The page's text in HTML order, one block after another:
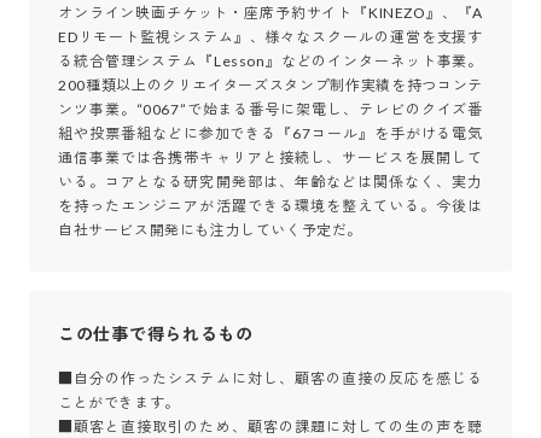
オンライン映画チケット・座席予約サイト『KINEZO』、『A
EDリモート監視システム』、様々なスクールの運営を支援す
る統合管理システム『Lesson』などのインターネット事業。
200種類以上のクリエイターズスタンプ制作実績を持つコンテ
ンツ事業。“0067”で始まる番号に架電し、テレビのクイズ番
組や投票番組などに参加できる『67コール』を手がける電気
通信事業では各携帯キャリアと接続し、サービスを展開して
いる。コアとなる研究開発部は、年齢などは関係なく、実力
を持ったエンジニアが活躍できる環境を整えている。今後は
自社サービス開発にも注力していく予定だ。
この仕事で得られるもの
■自分の作ったシステムに対し、顧客の直接の反応を感じる
ことができます。
■顧客と直接取引のため、顧客の課題に対しての生の声を聴